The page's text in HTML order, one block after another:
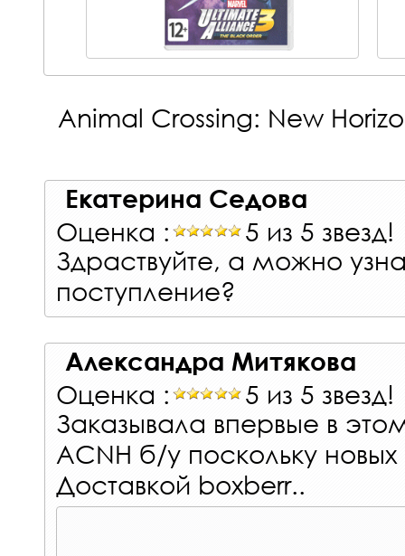
Animal Crossing: New
Екатерина Седова
Оценка :
5 из 5 звезд!
Здраствуйте, а можно
поступление?
Александра Митякова
Оценка :
5 из 5 звезд!
Заказывала впервые в
ACNH б/у поскольку
Доставкой boxberr..